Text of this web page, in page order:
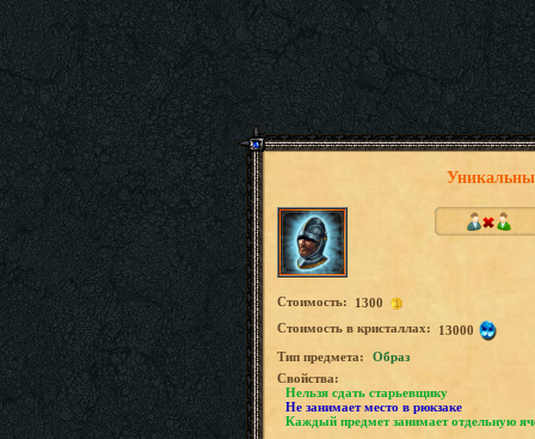
Стоимость:
1300
Стоимость в кристаллах:
13000
Tип предмета:
Образ
Свойства:
Нельзя сдать старьевщику
Не занимает место в рюкзаке
Каждый предмет занимает отдельную